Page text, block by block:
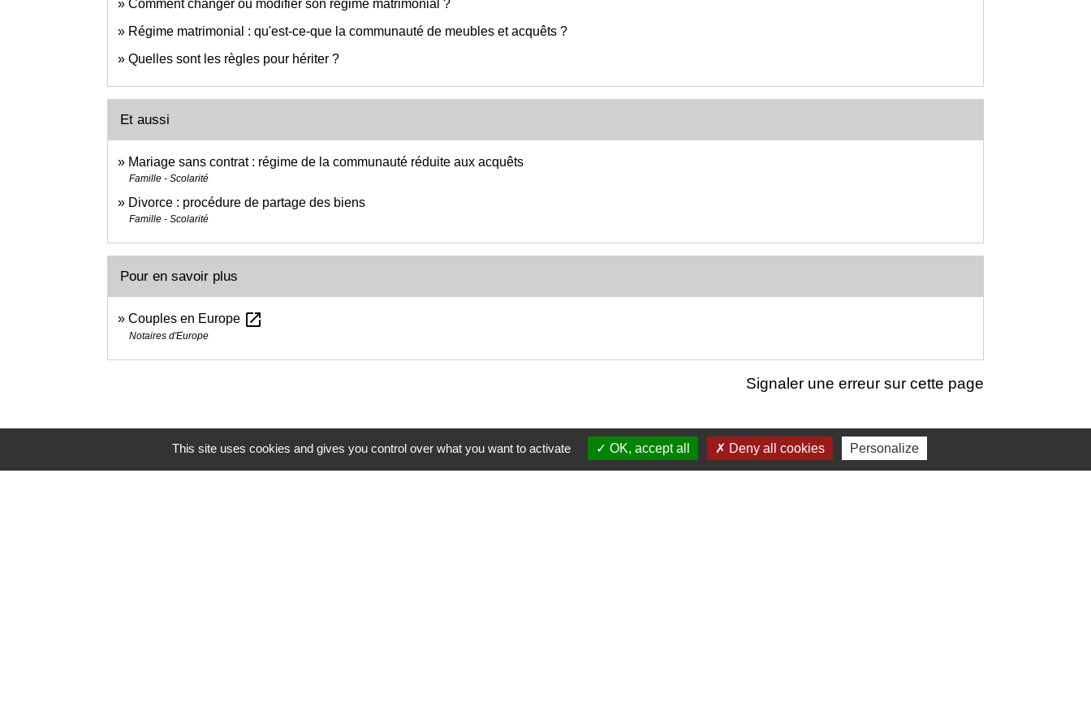
Comment changer ou modifier son régime matrimonial ?
Régime matrimonial : qu'est-ce-que la communauté de meubles et acquêts ?
Quelles sont les règles pour hériter ?
Et aussi
Mariage sans contrat : régime de la communauté réduite aux acquêts
Famille - Scolarité
Divorce : procédure de partage des biens
Famille - Scolarité
Pour en savoir plus
Couples en Europe open_in_new
Notaires d'Europe
Signaler une erreur sur cette page
Nous contacter
This site uses cookies and gives you control over what you want to activate OK, accept all Deny all cookies Personalize